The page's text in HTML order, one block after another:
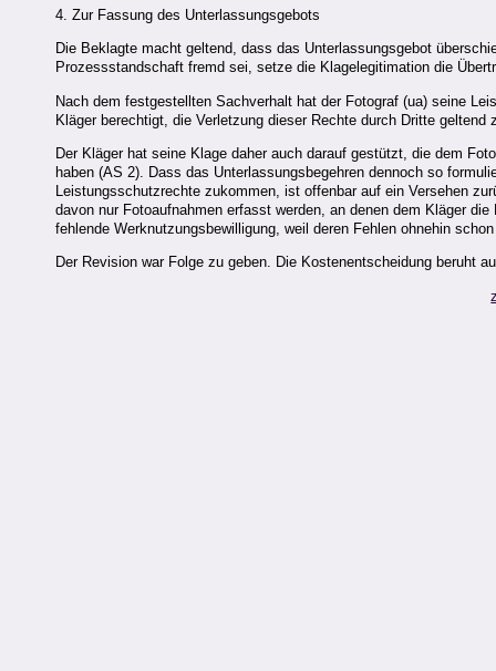
4. Zur Fassung des Unterlassungsgebots
Die Beklagte macht geltend, dass das Unterlassungsgebot
Prozessstandschaft fremd sei, setze die Klagelegitimation die
Nach dem festgestellten Sachverhalt hat der Fotograf (ua) seine
Kläger berechtigt, die Verletzung dieser Rechte durch Dritte
Der Kläger hat seine Klage daher auch darauf gestützt, die dem
haben (AS 2). Dass das Unterlassungsbegehren dennoch so
Leistungsschutzrechte zukommen, ist offenbar auf ein Versehen
davon nur Fotoaufnahmen erfasst werden, an denen dem Kläger
fehlende Werknutzungsbewilligung, weil deren Fehlen ohnehin
Der Revision war Folge zu geben. Die Kostenentscheidung beruht